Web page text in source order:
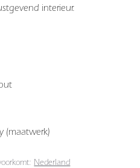
interieur.
(maatwerk)
Nederland